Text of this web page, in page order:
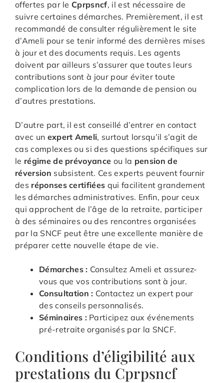
offertes par le Cprpsncf, il est nécessaire de
suivre certaines démarches. Premièrement, il est
recommandé de consulter régulièrement le site
d’Ameli pour se tenir informé des dernières mises
à jour et des documents requis. Les agents
doivent par ailleurs s’assurer que toutes leurs
contributions sont à jour pour éviter toute
complication lors de la demande de pension ou
d’autres prestations.
D’autre part, il est conseillé d’entrer en contact
avec un expert Ameli, surtout lorsqu’il s’agit de
cas complexes ou si des questions spécifiques sur
le régime de prévoyance ou la pension de
réversion subsistent. Ces experts peuvent fournir
des réponses certifiées qui facilitent grandement
les démarches administratives. Enfin, pour ceux
qui approchent de l’âge de la retraite, participer
à des séminaires ou des rencontres organisées
par la SNCF peut être une excellente manière de
préparer cette nouvelle étape de vie.
Démarches : Consultez Ameli et assurez-
vous que vos contributions sont à jour.
Consultation : Contactez un expert pour
des conseils personnalisés.
Séminaires : Participez aux événements
pré-retraite organisés par la SNCF.
Conditions d’éligibilité aux
prestations du Cprpsncf